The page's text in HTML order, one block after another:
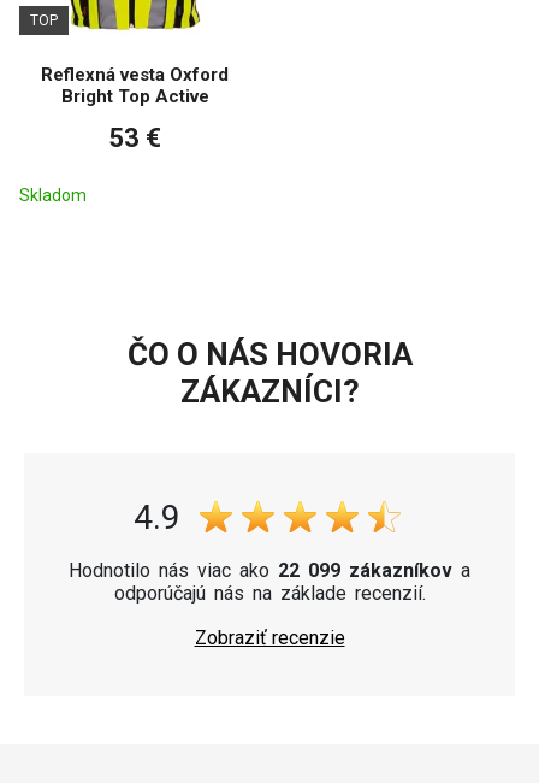
TOP
Reflexná vesta Oxford
Bright Top Active
53 €
Skladom
ČO O NÁS HOVORIA
ZÁKAZNÍCI?
4.9
Hodnotilo nás viac ako 22 099 zákazníkov a
odporúčajú nás na základe recenzií.
Zobraziť recenzie